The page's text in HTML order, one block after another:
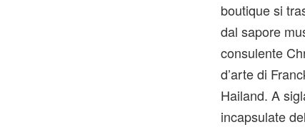
boutique si
dal sapore
consulente
d’arte di
Hailand. A
incapsulate